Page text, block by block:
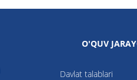
O'QUV
Davlat talablari